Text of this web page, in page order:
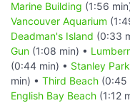
Marine Building (1:56
Vancouver Aquarium
Deadman's Island (0:33
Gun (1:08 min) •
(0:44 min) • Stanley Park
min) • Third Beach (0:45
English Bay Beach (1:12